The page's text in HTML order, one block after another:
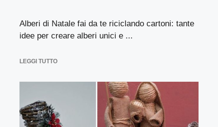
Alberi di Natale fai da te riciclando cartoni: tante
idee per creare alberi unici e ...
LEGGI TUTTO